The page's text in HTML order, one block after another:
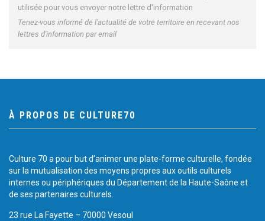
utilisée pour vous envoyer notre lettre d'information
Tenez-vous informé de l'actualité de votre territoire en recevant nos
lettres d'information par email
À PROPOS DE CULTURE70
Culture 70 a pour but d’animer une plate-forme culturelle, fondée
sur la mutualisation des moyens propres aux outils culturels
internes ou périphériques du Département de la Haute-Saône et
de ses partenaires culturels.
23 rue La Fayette – 70000 Vesoul